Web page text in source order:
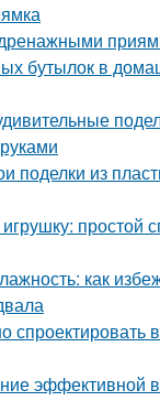
бутылок в
поделки из
простой
как
спроектировать
эффективной